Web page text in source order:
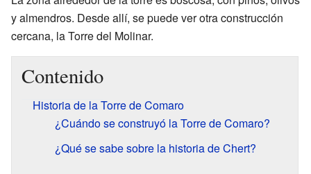
y almendros. Desde allí, se puede ver otra construcción
cercana, la Torre del Molinar.
Contenido
Historia de la Torre de Comaro
¿Cuándo se construyó la Torre de Comaro?
¿Qué se sabe sobre la historia de Chert?